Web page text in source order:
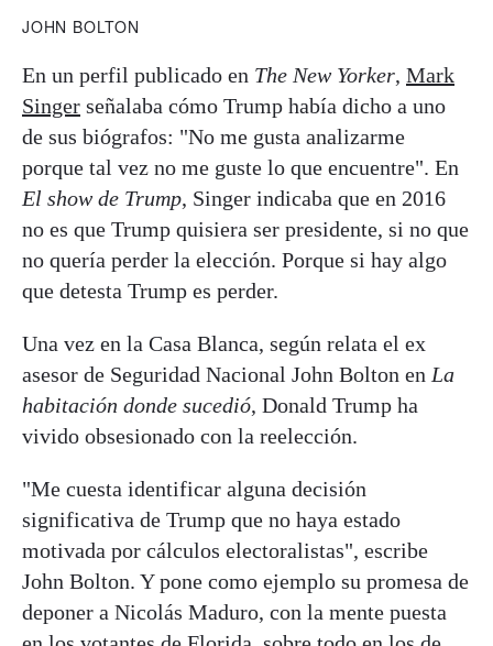
JOHN BOLTON
En un perfil publicado en The New Yorker, Mark
Singer señalaba cómo Trump había dicho a uno
de sus biógrafos: "No me gusta analizarme
porque tal vez no me guste lo que encuentre". En
El show de Trump, Singer indicaba que en 2016
no es que Trump quisiera ser presidente, si no que
no quería perder la elección. Porque si hay algo
que detesta Trump es perder.
Una vez en la Casa Blanca, según relata el ex
asesor de Seguridad Nacional John Bolton en La
habitación donde sucedió, Donald Trump ha
vivido obsesionado con la reelección.
"Me cuesta identificar alguna decisión
significativa de Trump que no haya estado
motivada por cálculos electoralistas", escribe
John Bolton. Y pone como ejemplo su promesa de
deponer a Nicolás Maduro, con la mente puesta